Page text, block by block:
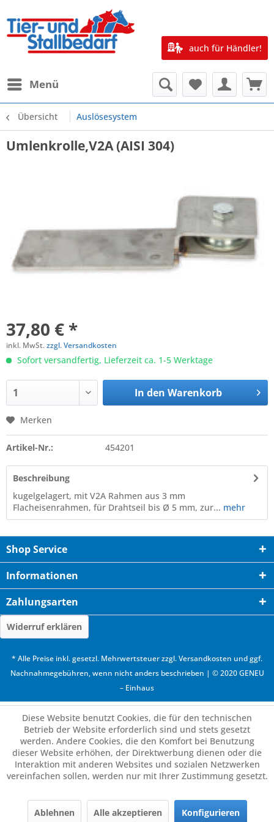
Menü
auch für Händler!
Übersicht Auslösesystem
Umlenkrolle,V2A (AISI 304)
37,80 € *
inkl. MwSt.zzgl. Versandkosten
Sofort versandfertig, Lieferzeit ca. 1-5 Werktage
In den Warenkorb
Merken
Artikel-Nr.: 454201
Beschreibung
kugelgelagert, mit V2A Rahmen aus 3 mm
Flacheisenrahmen, für Drahtseil bis Ø 5 mm, zur... mehr
Shop Service
Informationen
Zahlungsarten
Widerruf erklären
* Alle Preise inkl. gesetzl. Mehrwertsteuer zzgl.Versandkosten und ggf.
Nachnahmegebühren, wenn nicht anders beschrieben | © 2020 GENEU
– Einhaus
Diese Website benutzt Cookies, die für den technischen
Betrieb der Website erforderlich sind und stets gesetzt
werden. Andere Cookies, die den Komfort bei Benutzung
dieser Website erhöhen, der Direktwerbung dienen oder die
Interaktion mit anderen Websites und sozialen Netzwerken
vereinfachen sollen, werden nur mit Ihrer Zustimmung gesetzt.
Ablehnen Alle akzeptieren Konfigurieren